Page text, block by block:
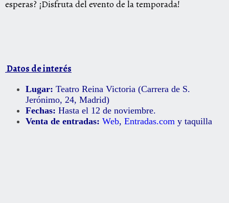
esperas? ¡Disfruta del evento de la temporada!
Datos de interés
Lugar: Teatro Reina Victoria (Carrera de S.
Jerónimo, 24, Madrid)
Fechas: Hasta el 12 de noviembre.
Venta de entradas: Web, Entradas.com y taquilla